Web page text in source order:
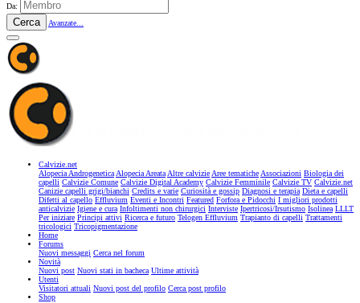
Da:
Cerca Avanzate...
Calvizie.net
Alopecia AndrogeneticaAlopecia AreataAltre calvizieAree tematicheAssociazioni Biologia dei
capelli Calvizie Comune Calvizie Digital Academy Calvizie Femminile Calvizie TV Calvizie.net
Canizie capelli grigi/bianchi Credits e varie Curiosità e gossip Diagnosi e terapia Dieta e capelli
Difetti al capello Effluvium Eventi e Incontri Featured Forfora e Pidocchi I migliori prodotti
anticalvizie Igiene e cura Infoltimenti non chirurgici Interviste Ipertricosi/Irsutismo Isolinea LLLT
Per iniziare Principi attivi Ricerca e futuro Telogen Effluvium Trapianto di capelli Trattamenti
tricologici Tricopigmentazione
Home
Forums
Nuovi messaggi Cerca nel forum
Novità
Nuovi post Nuovi stati in bacheca Ultime attività
Utenti
Visitatori attuali Nuovi post del profilo Cerca post profilo
Shop